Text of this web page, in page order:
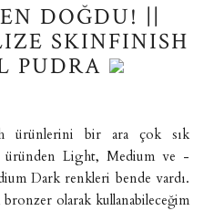
DOĞDU! ||
SKINFINISH
PUDRA
ürünlerini bir ara çok sık
üründen Light, Medium ve -
Dark renkleri bende vardı.
olarak kullanabileceğim